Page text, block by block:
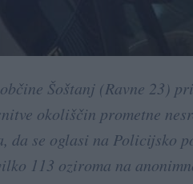
Šoštanj (Ravne 23)
okoliščin prometne
da se oglasi na Policijsko
113 oziroma na